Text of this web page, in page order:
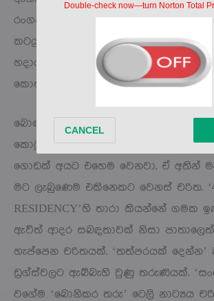
රංගනයට පොඩි විරාමයක් දීලා මගේ
කටයුතුවලට මුල් තැනක් දුන්නා. රංගනය
හදාරණ නිසා කැරැක්ටර් එකක්
කොතරම් රිසර්ච් කරනවද කියන එක මං
බොහෝ දෙනෙකුගේ රංගනය ඒකාකාරී
කොටුවෙනවා. ඔබේ රංගන පරාසය ගැන
ගොඩක් අයට එහෙම වෙනවා. ඒ අතින්
මට ලැබුණෙම එකිනෙකට වෙනස් චරිත.
RESIDENCY’හි තාරා කියන්නේ ගමක
ඇවිත් ආදර සබඳතාවක් නිසා
හැප්පෙන චරිතයක්. ‘තත්පරයක්
ඩ්‍රග්ස්වලට ඇබ්බැහි වුණු තරුණියක්.
වගේම ‘බොනිකර තරු’ ටෙලි නාට්‍යය